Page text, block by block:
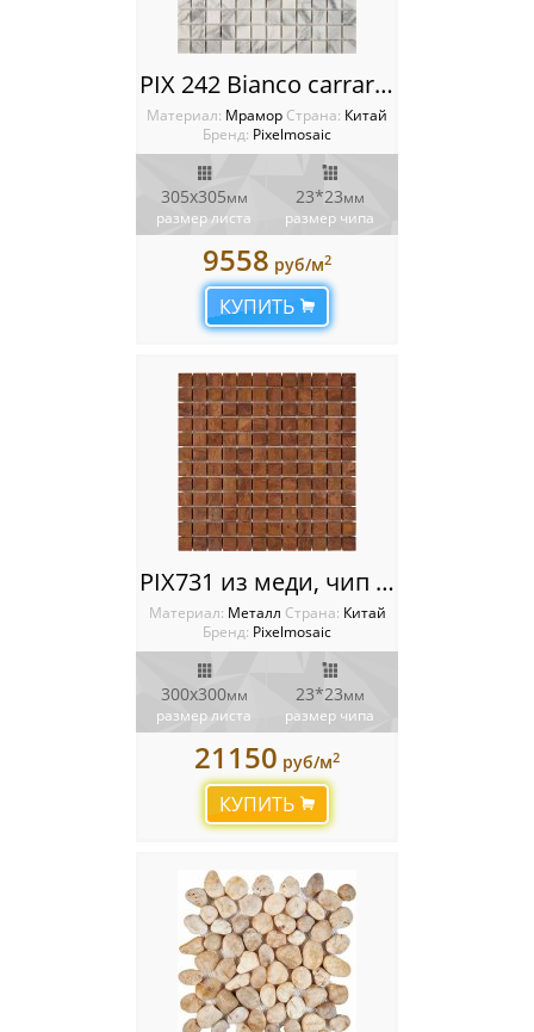
PIX 242 Bianco carrara, чип 23x23 мм, сетка 305х305x6 мм, Полированная
Материал: Мрамор Cтрана: Китай
Бренд: Pixelmosaic
305х305мм
размер листа
23*23мм
размер чипа
9558 руб/м2
КУПИТЬ
PIX731 из меди, чип 23x23 мм, сетка 300х300x8 мм
Материал: Металл Cтрана: Китай
Бренд: Pixelmosaic
300х300мм
размер листа
23*23мм
размер чипа
21150 руб/м2
КУПИТЬ